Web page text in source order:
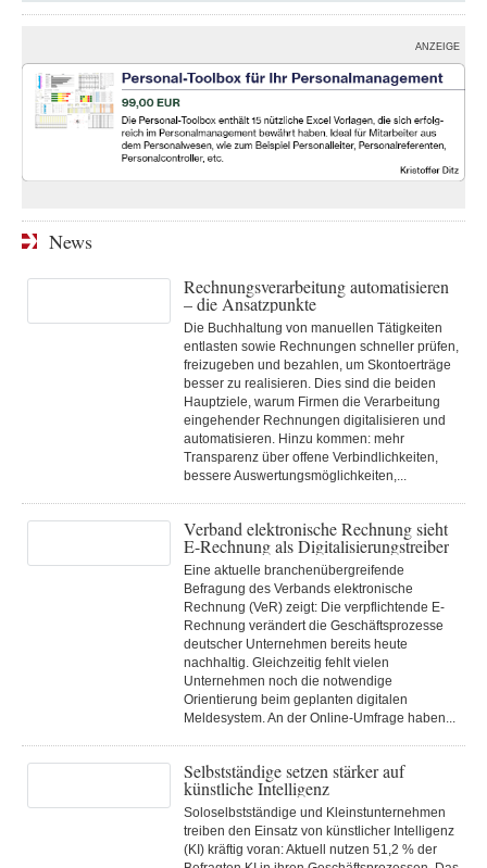
ANZEIGE
News
Rechnungsverarbeitung automatisieren
– die Ansatzpunkte
Die Buchhaltung von manuellen Tätigkeiten
entlasten sowie Rechnungen schneller prüfen,
freizugeben und bezahlen, um Skontoerträge
besser zu realisieren. Dies sind die beiden
Hauptziele, warum Firmen die Verarbeitung
eingehender Rechnungen digitalisieren und
automatisieren. Hinzu kommen: mehr
Transparenz über offene Verbindlichkeiten,
bessere Auswertungsmöglichkeiten,...
Verband elektronische Rechnung sieht
E-Rechnung als Digitalisierungstreiber
Eine aktuelle branchenübergreifende
Befragung des Verbands elektronische
Rechnung (VeR) zeigt: Die verpflichtende E-
Rechnung verändert die Geschäftsprozesse
deutscher Unternehmen bereits heute
nachhaltig. Gleichzeitig fehlt vielen
Unternehmen noch die notwendige
Orientierung beim geplanten digitalen
Meldesystem. An der Online-Umfrage haben...
Selbstständige setzen stärker auf
künstliche Intelligenz
Soloselbstständige und Kleinstunternehmen
treiben den Einsatz von künstlicher Intelligenz
(KI) kräftig voran: Aktuell nutzen 51,2 % der